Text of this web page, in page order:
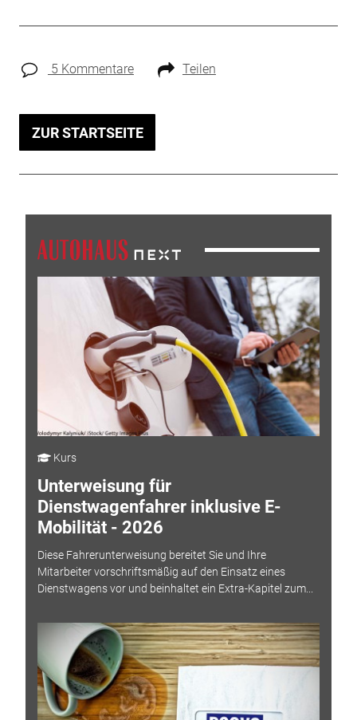
5 Kommentare Teilen
ZUR STARTSEITE
Kurs
Unterweisung für
Dienstwagenfahrer inklusive E-
Mobilität - 2026
Diese Fahrerunterweisung bereitet Sie und Ihre
Mitarbeiter vorschriftsmäßig auf den Einsatz eines
Dienstwagens vor und beinhaltet ein Extra-Kapitel zum...